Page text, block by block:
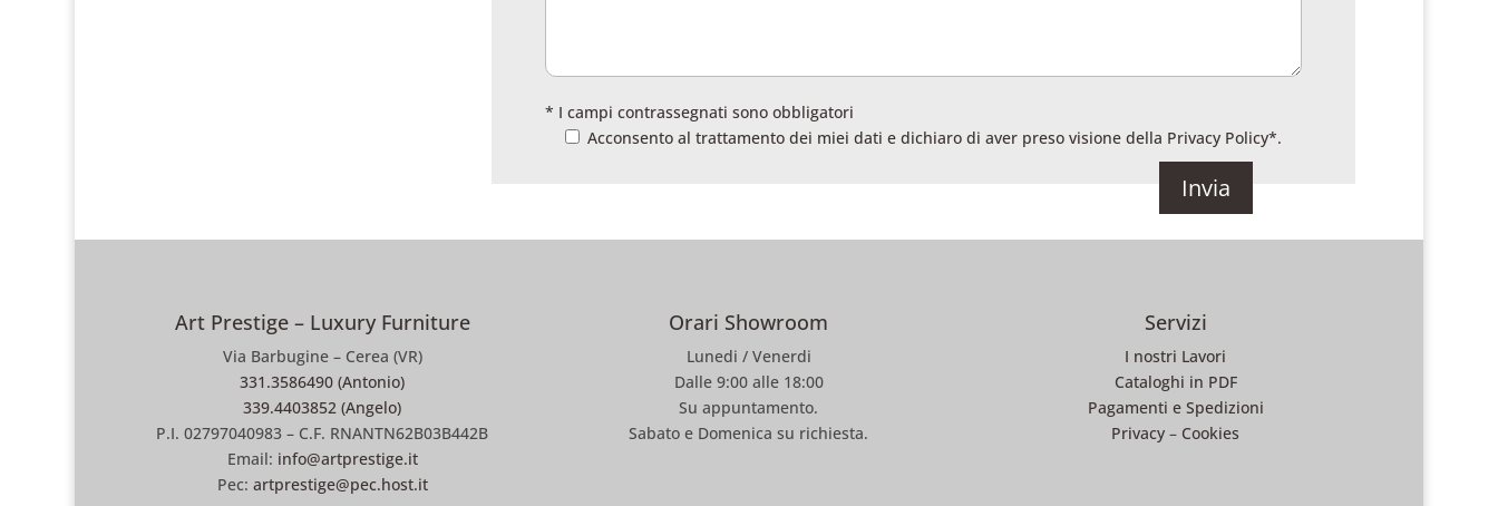
* I campi contrassegnati sono obbligatori
Acconsento al trattamento dei miei dati e dichiaro di aver preso visione della Privacy Policy*.
Art Prestige – Luxury Furniture
Via Barbugine – Cerea (VR)
331.3586490 (Antonio)
339.4403852 (Angelo)
P.I. 02797040983 – C.F. RNANTN62B03B442B
Email: info@artprestige.it
Pec: artprestige@pec.host.it
Orari Showroom
Lunedi / Venerdi
Dalle 9:00 alle 18:00
Su appuntamento.
Sabato e Domenica su richiesta.
Servizi
I nostri Lavori
Cataloghi in PDF
Pagamenti e Spedizioni
Privacy – Cookies